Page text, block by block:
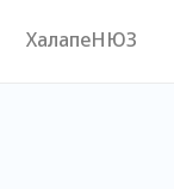
ХалапеНЮЗ